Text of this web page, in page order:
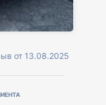
от 13.08.2025